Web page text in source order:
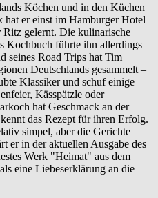
Köchen und in den Küchen
hat er einst im Hamburger Hotel
gelernt. Die kulinarische
Kochbuch führte ihn allerdings
seines Road Trips hat Tim
Deutschlands gesammelt –
Klassiker und schuf einige
Kässpätzle oder
hat Geschmack an der
das Rezept für ihren Erfolg.
simpel, aber die Gerichte
er in der aktuellen Ausgabe des
Werk "Heimat" aus dem
eine Liebeserklärung an die